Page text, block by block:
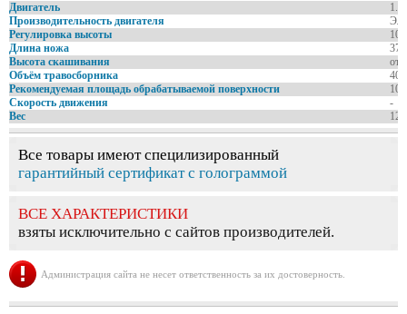
Двигатель
1.4
Производительность двигателя
Регулировка высоты
10
Длина ножа
37
Высота скашивания
от
Объём травосборника
40
Рекомендуемая площадь обрабатываемой поверхности
Скорость движения
-
Вес
Все товары имеют специлизированный
гарантийный сертификат с голограммой
ВСЕ ХАРАКТЕРИСТИКИ
взяты исключительно с сайтов производителей.
Администрация сайта не несет ответственность за их достоверность.